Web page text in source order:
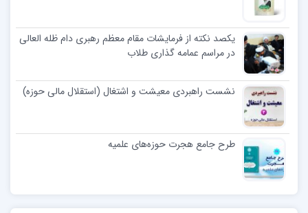
یکصد نکته از فرمایشات مقام معظم رهبری دام ظله العالی
در مراسم عمامه گذاری طلاب
نشست راهبردی معیشت و اشتغال (استقلال مالی حوزه)
طرح جامع هجرت حوزه‌های علمیه